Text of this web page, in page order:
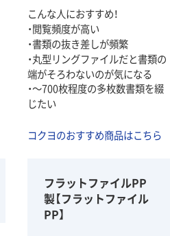
こんな人におすすめ！
・閲覧頻度が高い
・書類の抜き差しが頻繁
・丸型リングファイルだと書類の
端がそろわないのが気になる
・～700枚程度の多枚数書類を綴
じたい
コクヨのおすすめ商品はこちら
フラットファイルPP
製【フラットファイル
PP】